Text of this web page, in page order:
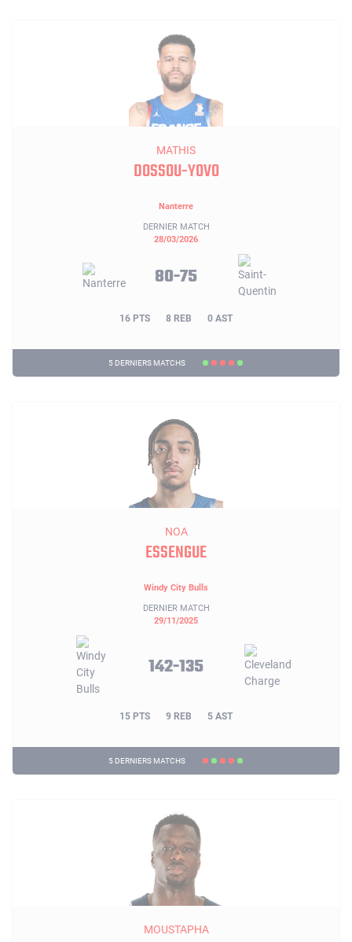
MATHIS
DOSSOU-YOVO
Nanterre
DERNIER MATCH
28/03/2026
80-75
16 PTS 8 REB 0 AST
5 DERNIERS MATCHS
NOA
ESSENGUE
Windy City Bulls
DERNIER MATCH
29/11/2025
142-135
15 PTS 9 REB 5 AST
5 DERNIERS MATCHS
MOUSTAPHA